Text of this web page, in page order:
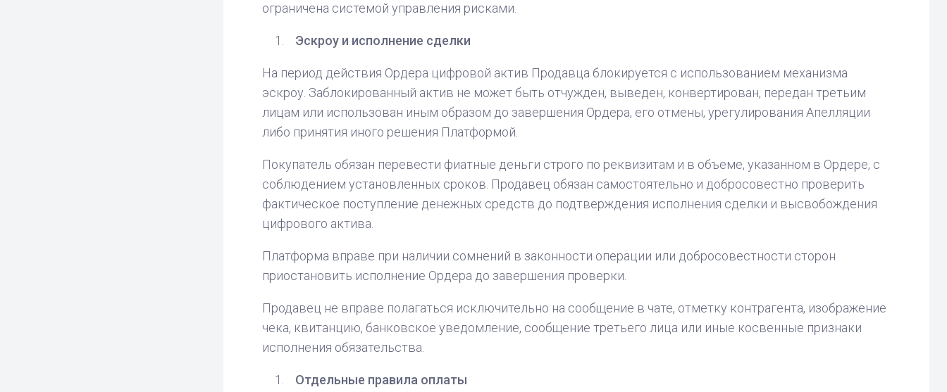
ограничена системой управления рисками.
Эскроу и исполнение сделки
На период действия Ордерa цифровой актив Продавца блокируется с использованием механизма
эскроу. Заблокированный актив не может быть отчужден, выведен, конвертирован, передан третьим
лицам или использован иным образом до завершения Ордерa, его отмены, урегулирования Апелляции
либо принятия иного решения Платформой.
Покупатель обязан перевести фиатные деньги строго по реквизитам и в объеме, указанном в Ордере, с
соблюдением установленных сроков. Продавец обязан самостоятельно и добросовестно проверить
фактическое поступление денежных средств до подтверждения исполнения сделки и высвобождения
цифрового актива.
Платформа вправе при наличии сомнений в законности операции или добросовестности сторон
приостановить исполнение Ордера до завершения проверки.
Продавец не вправе полагаться исключительно на сообщение в чате, отметку контрагента, изображение
чека, квитанцию, банковское уведомление, сообщение третьего лица или иные косвенные признаки
исполнения обязательства.
Отдельные правила оплаты